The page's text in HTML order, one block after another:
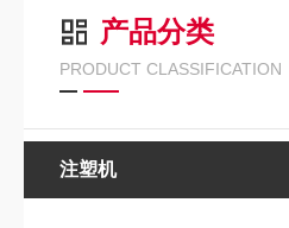
产品分类
PRODUCT CLASSIFICATION
注塑机